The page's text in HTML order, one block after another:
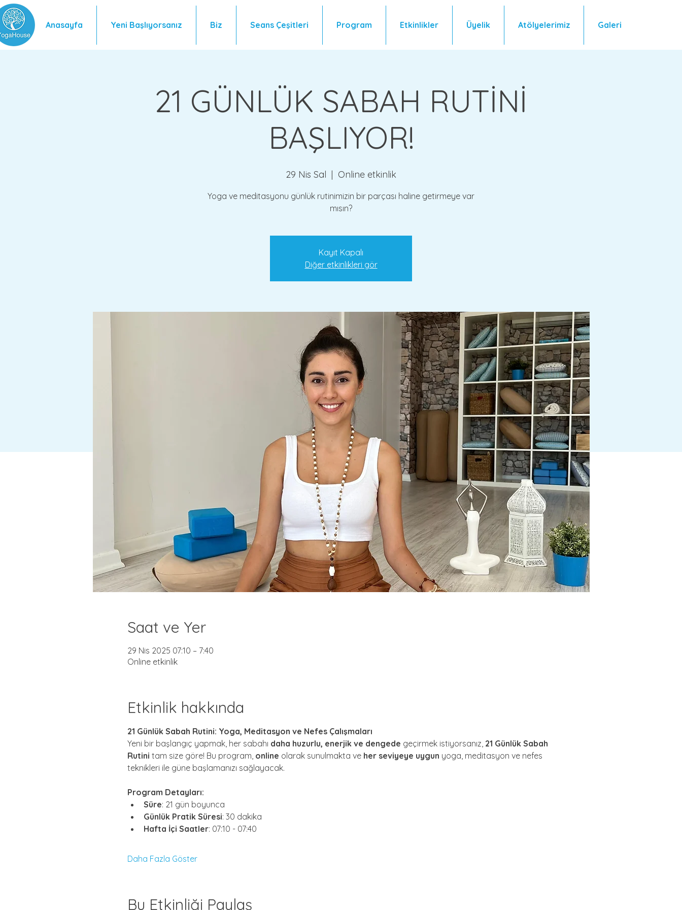
Anasayfa Yeni Başlıyorsanız Biz Seans Çeşitleri Program Etkinlikler Üyelik Atölyelerimiz Galeri
21 GÜNLÜK SABAH RUTİNİ
BAŞLIYOR!
29 Nis Sal
  |
Online etkinlik
Yoga ve meditasyonu günlük rutinimizin bir parçası haline getirmeye var
mısın?
Kayıt Kapalı
Diğer etkinlikleri gör
Saat ve Yer
29 Nis 2025 07:10 – 7:40
Online etkinlik
Etkinlik hakkında
21 Günlük Sabah Rutini: Yoga, Meditasyon ve Nefes Çalışmaları
Yeni bir başlangıç yapmak, her sabahı daha huzurlu, enerjik ve dengede geçirmek istiyorsanız, 21 Günlük Sabah
Rutini tam size göre! Bu program, online olarak sunulmakta ve her seviyeye uygun yoga, meditasyon ve nefes
teknikleri ile güne başlamanızı sağlayacak.
Program Detayları:
Süre: 21 gün boyunca
Günlük Pratik Süresi: 30 dakika
Hafta İçi Saatler: 07:10 - 07:40
Daha Fazla Göster
Bu Etkinliği Paylaş